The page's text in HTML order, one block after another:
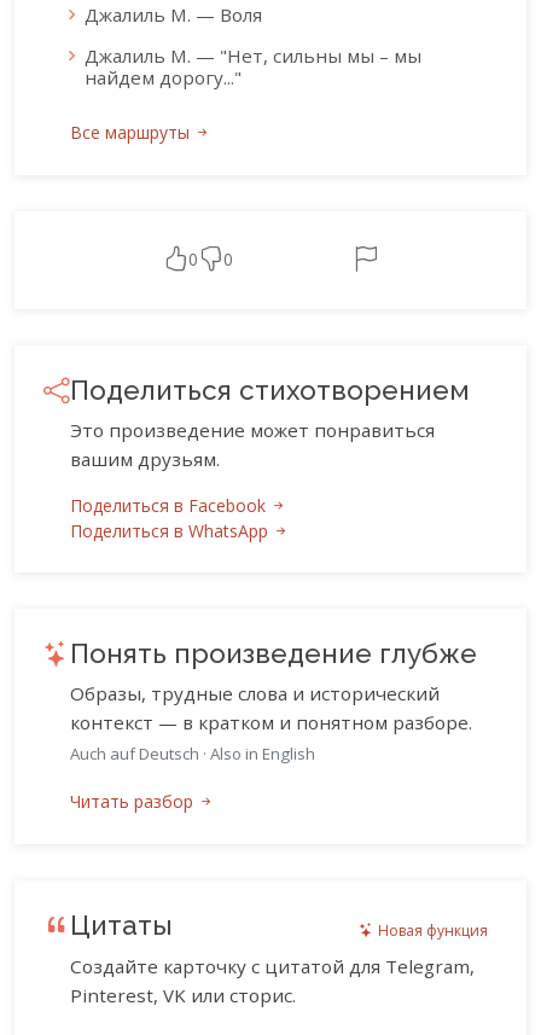
Джалиль М. — Воля
Джалиль М. — "Нет, сильны мы – мы
найдем дорогу..."
Все маршруты
0 0
Поделиться стихотворением
Это произведение может понравиться
вашим друзьям.
Поделиться в Facebook
Поделиться в WhatsApp
Понять произведение глубже
Образы, трудные слова и исторический
контекст — в кратком и понятном разборе.
Auch auf Deutsch · Also in English
Читать разбор
Цитаты Новая функция
Создайте карточку с цитатой для Telegram,
Pinterest, VK или сторис.